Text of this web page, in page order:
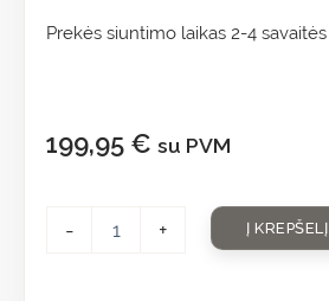
Prekės siuntimo laikas 2-4 savaitės
199,95 € su PVM
- + Į KREPŠELĮ